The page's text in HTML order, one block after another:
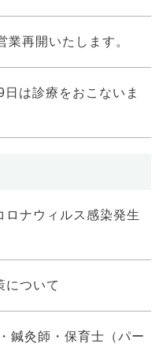
業再開いたします。
日は診療をおこないま
ロナウィルス感染発生
について
鍼灸師・保育士（パー